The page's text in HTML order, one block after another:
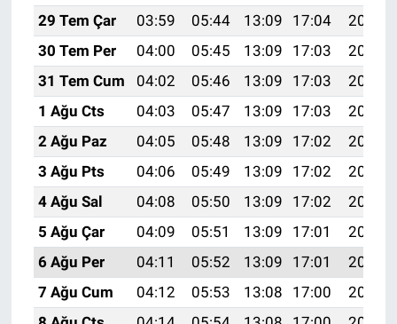
29 Tem Çar
03:59 05:44 13:09 17:04
20:24
30 Tem Per
04:00 05:45 13:09 17:03
20:23
31 Tem Cum
04:02 05:46 13:09 17:03
20:22
1 Ağu Cts
04:03 05:47 13:09 17:03
20:21
2 Ağu Paz
04:05 05:48 13:09 17:02
20:20
3 Ağu Pts
04:06 05:49 13:09 17:02
20:19
4 Ağu Sal
04:08 05:50 13:09 17:02
20:18
5 Ağu Çar
04:09 05:51 13:09 17:01
20:16
6 Ağu Per
04:11 05:52 13:09 17:01
20:15
7 Ağu Cum
04:12 05:53 13:08 17:00
20:14